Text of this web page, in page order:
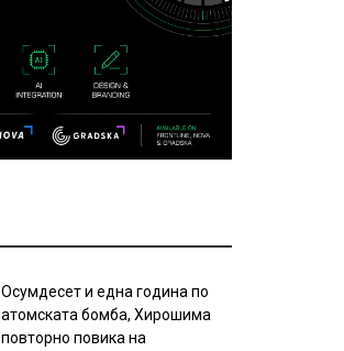
Осумдесет и една година по
атомската бомба, Хирошима
повторно повика на